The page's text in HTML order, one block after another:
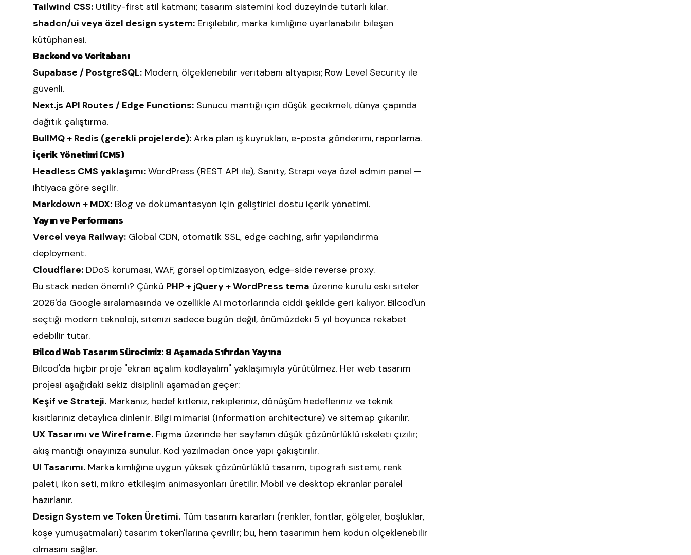
Tailwind CSS: Utility-first stil katmanı; tasarım sistemini kod düzeyinde tutarlı kılar.
shadcn/ui veya özel design system: Erişilebilir, marka kimliğine uyarlanabilir bileşen
kütüphanesi.
Backend ve Veritabanı
Supabase / PostgreSQL: Modern, ölçeklenebilir veritabanı altyapısı; Row Level Security ile
güvenli.
Next.js API Routes / Edge Functions: Sunucu mantığı için düşük gecikmeli, dünya çapında
dağıtık çalıştırma.
BullMQ + Redis (gerekli projelerde): Arka plan iş kuyrukları, e-posta gönderimi, raporlama.
İçerik Yönetimi (CMS)
Headless CMS yaklaşımı: WordPress (REST API ile), Sanity, Strapi veya özel admin panel —
ihtiyaca göre seçilir.
Markdown + MDX: Blog ve dökümantasyon için geliştirici dostu içerik yönetimi.
Yayın ve Performans
Vercel veya Railway: Global CDN, otomatik SSL, edge caching, sıfır yapılandırma
deployment.
Cloudflare: DDoS koruması, WAF, görsel optimizasyon, edge-side reverse proxy.
Bu stack neden önemli? Çünkü PHP + jQuery + WordPress tema üzerine kurulu eski siteler
2026'da Google sıralamasında ve özellikle AI motorlarında ciddi şekilde geri kalıyor. Bilcod'un
seçtiği modern teknoloji, sitenizi sadece bugün değil, önümüzdeki 5 yıl boyunca rekabet
edebilir tutar.
Bilcod Web Tasarım Sürecimiz: 8 Aşamada Sıfırdan Yayına
Bilcod'da hiçbir proje "ekran açalım kodlayalım" yaklaşımıyla yürütülmez. Her web tasarım
projesi aşağıdaki sekiz disiplinli aşamadan geçer:
Keşif ve Strateji. Markanız, hedef kitleniz, rakipleriniz, dönüşüm hedefleriniz ve teknik
kısıtlarınız detaylıca dinlenir. Bilgi mimarisi (information architecture) ve sitemap çıkarılır.
UX Tasarımı ve Wireframe. Figma üzerinde her sayfanın düşük çözünürlüklü iskeleti çizilir;
akış mantığı onayınıza sunulur. Kod yazılmadan önce yapı çakıştırılır.
UI Tasarımı. Marka kimliğine uygun yüksek çözünürlüklü tasarım, tipografi sistemi, renk
paleti, ikon seti, mikro etkileşim animasyonları üretilir. Mobil ve desktop ekranlar paralel
hazırlanır.
Design System ve Token Üretimi. Tüm tasarım kararları (renkler, fontlar, gölgeler, boşluklar,
köşe yumuşatmaları) tasarım token'larına çevrilir; bu, hem tasarımın hem kodun ölçeklenebilir
olmasını sağlar.